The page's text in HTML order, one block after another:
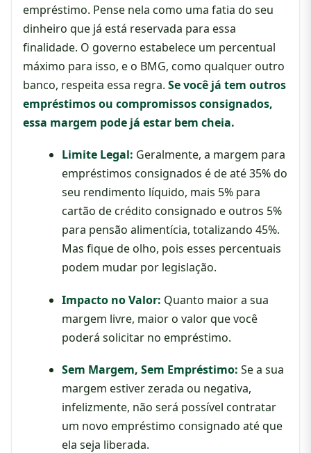
empréstimo. Pense nela como uma fatia do seu
dinheiro que já está reservada para essa
finalidade. O governo estabelece um percentual
máximo para isso, e o BMG, como qualquer outro
banco, respeita essa regra. Se você já tem outros
empréstimos ou compromissos consignados,
essa margem pode já estar bem cheia.
Limite Legal: Geralmente, a margem para
empréstimos consignados é de até 35% do
seu rendimento líquido, mais 5% para
cartão de crédito consignado e outros 5%
para pensão alimentícia, totalizando 45%.
Mas fique de olho, pois esses percentuais
podem mudar por legislação.
Impacto no Valor: Quanto maior a sua
margem livre, maior o valor que você
poderá solicitar no empréstimo.
Sem Margem, Sem Empréstimo: Se a sua
margem estiver zerada ou negativa,
infelizmente, não será possível contratar
um novo empréstimo consignado até que
ela seja liberada.